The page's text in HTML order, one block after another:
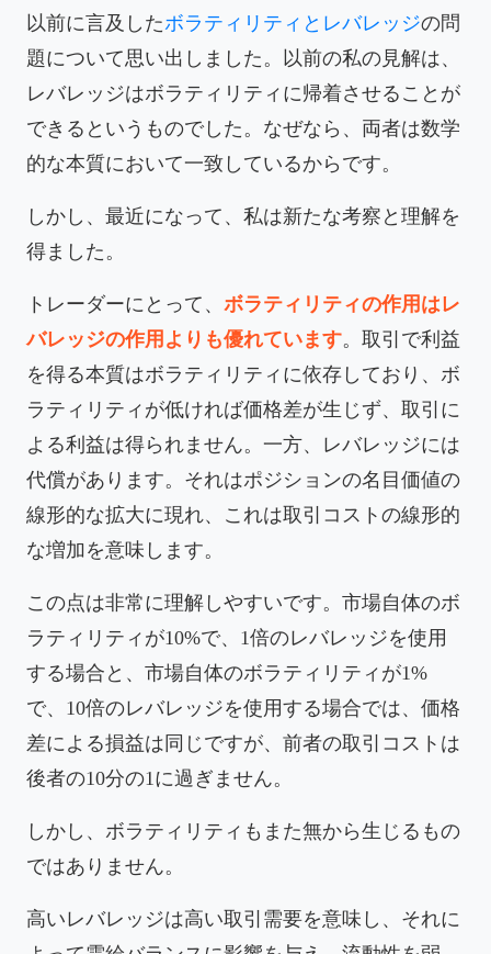
以前に言及したボラティリティとレバレッジの問
題について思い出しました。以前の私の見解は、
レバレッジはボラティリティに帰着させることが
できるというものでした。なぜなら、両者は数学
的な本質において一致しているからです。
しかし、最近になって、私は新たな考察と理解を
得ました。
トレーダーにとって、 ボラティリティの作用はレ
バレッジの作用よりも優れています。取引で利益
を得る本質はボラティリティに依存しており、ボ
ラティリティが低ければ価格差が生じず、取引に
よる利益は得られません。一方、レバレッジには
代償があります。それはポジションの名目価値の
線形的な拡大に現れ、これは取引コストの線形的
な増加を意味します。
この点は非常に理解しやすいです。市場自体のボ
ラティリティが10%で、1倍のレバレッジを使用
する場合と、市場自体のボラティリティが1%
で、10倍のレバレッジを使用する場合では、価格
差による損益は同じですが、前者の取引コストは
後者の10分の1に過ぎません。
しかし、ボラティリティもまた無から生じるもの
ではありません。
高いレバレッジは高い取引需要を意味し、それに